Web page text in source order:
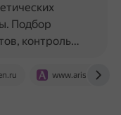
www.aristek.ru
Подбор
контроль…